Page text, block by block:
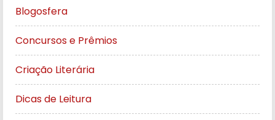
Blogosfera
Concursos e Prêmios
Criação Literária
Dicas de Leitura